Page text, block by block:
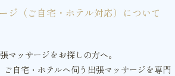
ジ（ご自宅・ホテル対応）について
マッサージをお探しの方へ。
ご自宅・ホテルへ伺う出張マッサージを専門